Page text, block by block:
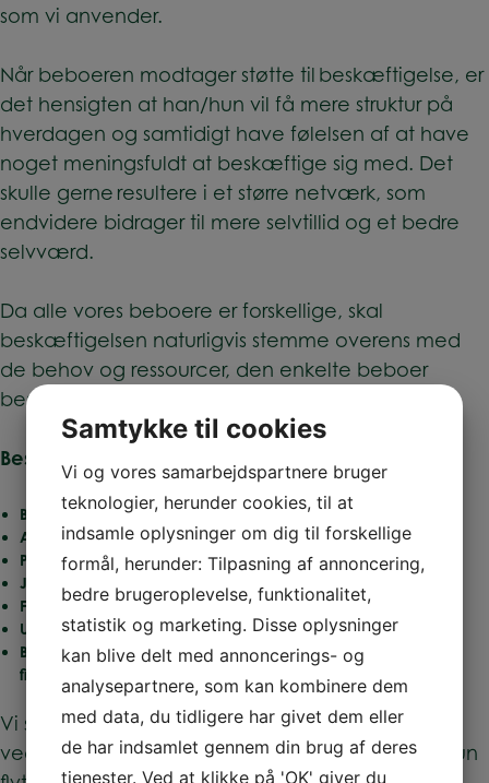
som vi anvender.
Når beboeren modtager støtte til beskæftigelse, er
det hensigten at han/hun vil få mere struktur på
hverdagen og samtidigt have følelsen af at have
noget meningsfuldt at beskæftige sig med. Det
skulle gerne resultere i et større netværk, som
endvidere bidrager til mere selvtillid og et bedre
selvværd.
Da alle vores beboere er forskellige, skal
beskæftigelsen naturligvis stemme overens med
de behov og ressourcer, den enkelte beboer
besidder.
Beskæftigelse kan blandt andet være i form af:
Beskyttet værksted
Aktivitets- Værested
Praktikplads
Job med løntilskud
Fleksjob
Uddannelse
Beskæftigelse som er mere fritidsorienteret som eksempelvis
fitness træning m.m.
Vi samarbejder med Gladsaxe Jobcenter, som
vedkommende typisk bliver tilknyttet, når han/hun
Samtykke til cookies
Vi og vores samarbejdspartnere bruger
teknologier, herunder cookies, til at
indsamle oplysninger om dig til forskellige
formål, herunder: Tilpasning af annoncering,
bedre brugeroplevelse, funktionalitet,
statistik og marketing. Disse oplysninger
kan blive delt med annoncerings- og
analysepartnere, som kan kombinere dem
med data, du tidligere har givet dem eller
de har indsamlet gennem din brug af deres
tjenester. Ved at klikke på 'OK' giver du